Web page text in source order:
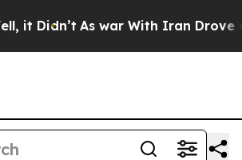
As war With Iran Drove oil